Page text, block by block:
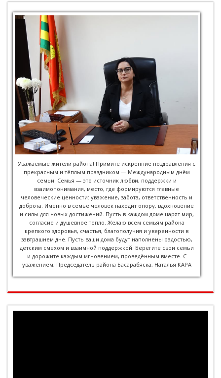
Уважаемые жители района! Примите искренние поздравления с
прекрасным и тёплым праздником — Международным днём
семьи. Семья — это источник любви, поддержки и
взаимопонимания, место, где формируются главные
человеческие ценности: уважение, забота, ответственность и
доброта. Именно в семье человек находит опору, вдохновение
и силы для новых достижений. Пусть в каждом доме царят мир,
согласие и душевное тепло. Желаю всем семьям района
крепкого здоровья, счастья, благополучия и уверенности в
завтрашнем дне. Пусть ваши дома будут наполнены радостью,
детским смехом и взаимной поддержкой. Берегите свои семьи
и дорожите каждым мгновением, проведённым вместе. С
уважением, Председатель района Басарабяска, Наталья КАРА